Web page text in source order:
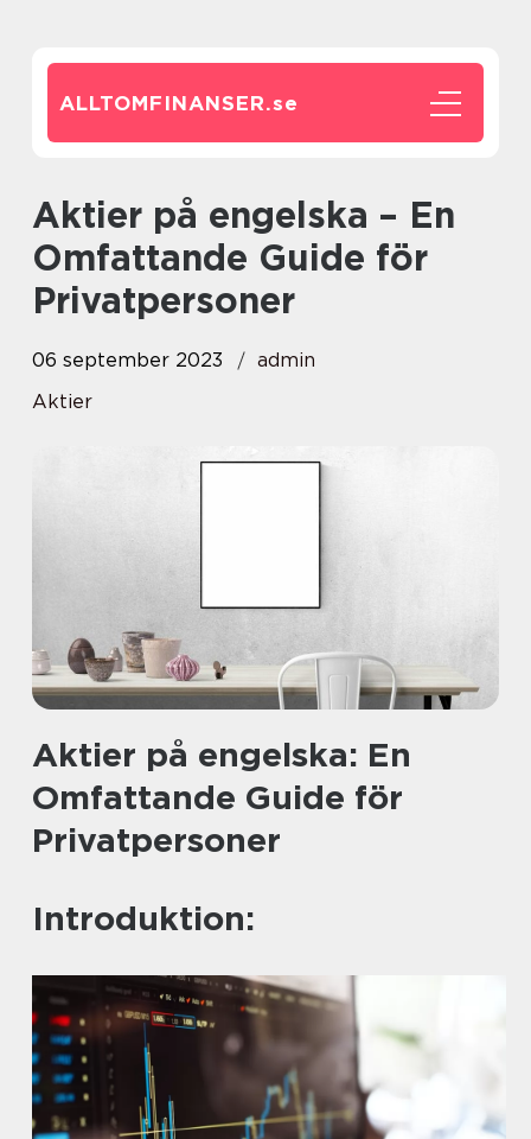
ALLTOMFINANSER.se
Aktier på engelska – En
Omfattande Guide för
Privatpersoner
06 september 2023
admin
Aktier
Aktier på engelska: En
Omfattande Guide för
Privatpersoner
Introduktion: